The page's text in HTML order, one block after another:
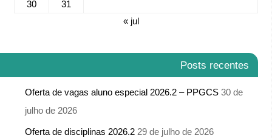
30
31
« jul
Posts recentes
Oferta de vagas aluno especial 2026.2 – PPGCS 30 de
julho de 2026
Oferta de disciplinas 2026.2 29 de julho de 2026